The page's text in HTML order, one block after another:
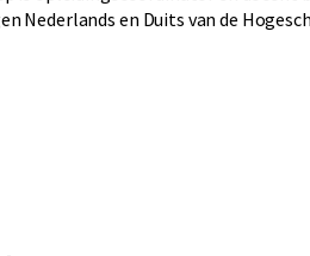
Nederlands en Duits van de